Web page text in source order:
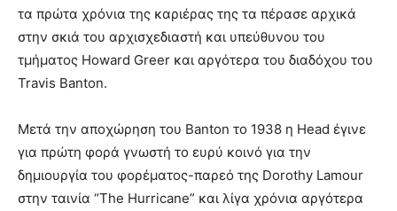
τα πρώτα χρόνια της καριέρας της τα πέρασε αρχικά
στην σκιά του αρχισχεδιαστή και υπεύθυνου του
τμήματος Howard Greer και αργότερα του διαδόχου του
Travis Banton.
Μετά την αποχώρηση του Banton το 1938 η Head έγινε
για πρώτη φορά γνωστή το ευρύ κοινό για την
δημιουργία του φορέματος-παρεό της Dorothy Lamour
στην ταινία “The Hurricane” και λίγα χρόνια αργότερα